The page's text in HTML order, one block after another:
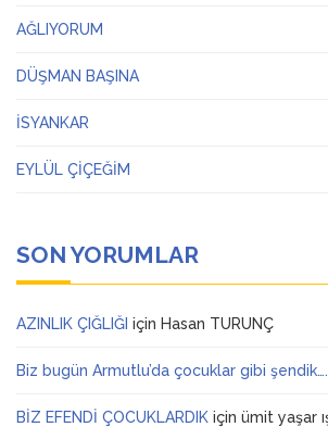
AĞLIYORUM
DÜŞMAN BAŞINA
İSYANKAR
EYLÜL ÇİÇEĞİM
SON YORUMLAR
AZINLIK ÇIĞLIĞI için Hasan TURUNÇ
Biz bugün Armutlu’da çocuklar gibi şendik….
BİZ EFENDİ ÇOCUKLARDIK için ümit yaşar